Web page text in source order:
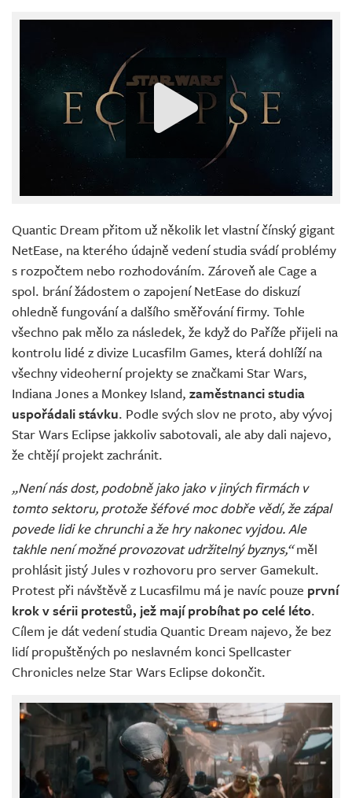
Quantic Dream přitom už několik let vlastní čínský gigant
NetEase, na kterého údajně vedení studia svádí problémy
s rozpočtem nebo rozhodováním. Zároveň ale Cage a
spol. brání žádostem o zapojení NetEase do diskuzí
ohledně fungování a dalšího směřování firmy. Tohle
všechno pak mělo za následek, že když do Paříže přijeli na
kontrolu lidé z divize Lucasfilm Games, která dohlíží na
všechny videoherní projekty se značkami Star Wars,
Indiana Jones a Monkey Island, zaměstnanci studia
uspořádali stávku. Podle svých slov ne proto, aby vývoj
Star Wars Eclipse jakkoliv sabotovali, ale aby dali najevo,
že chtějí projekt zachránit.
„Není nás dost, podobně jako jako v jiných firmách v
tomto sektoru, protože šéfové moc dobře vědí, že zápal
povede lidi ke chrunchi a že hry nakonec vyjdou. Ale
takhle není možné provozovat udržitelný byznys,“měl
prohlásit jistý Jules v rozhovoru pro server Gamekult.
Protest při návštěvě z Lucasfilmu má je navíc pouze první
krok v sérii protestů, jež mají probíhat po celé léto.
Cílem je dát vedení studia Quantic Dream najevo, že bez
lidí propuštěných po neslavném konci Spellcaster
Chronicles nelze Star Wars Eclipse dokončit.